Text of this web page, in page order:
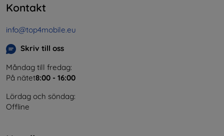
Kontakt
info@top4mobile.eu
Skriv till oss
Måndag till fredag:
På nätet8:00 - 16:00
Lördag och söndag:
Offline